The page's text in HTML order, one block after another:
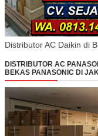
Distributor AC Daikin di
DISTRIBUTOR AC
BEKAS PANASONIC DI